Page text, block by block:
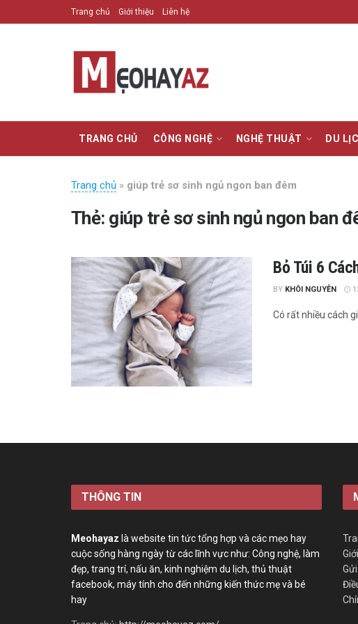
Trang chủ Giới thiệu Liên hệ
TRANG CHỦ CÔNG NGHỆ NGHỆ THUẬT DU
Trang chủ » giúp trẻ sơ sinh ngủ ngon ban đêm
Thẻ: giúp trẻ sơ sinh ngủ ngon ban
Bỏ Túi 6
BY KHÔI NGUYỄN
Có rất nhiều cách
THÔNG TIN
Meohayaz là website tin tức tổng hợp và các mẹo hay
cuộc sống hàng ngày từ các lĩnh vực như: Công nghệ, làm
đẹp, trang trí, nấu ăn, kinh nghiệm du lịch, thủ thuật
facebook, máy tính cho đến những kiến thức mẹ và bé
hay